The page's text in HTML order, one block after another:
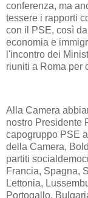
conferenza, ma
tessere i rapporti
con il PSE, così
economia e
l'incontro dei
riuniti a Roma per
Alla Camera
nostro Presidente
capogruppo PSE
della Camera,
partiti
Francia, Spagna,
Lettonia,
Portogallo,